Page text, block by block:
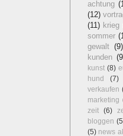
achtung
(12)
(11) krieg
sommer
gewalt (9)
kunden
kunst (8)
hund
(7)
verkaufen
marketing
zeit
(6)
bloggen
(5) news